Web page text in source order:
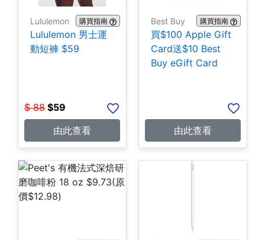
Lululemon 購買指南
Lululemon 男士運
動短褲 $59
$ 88 $59
由此查看
Best Buy 購買指南
買$100 Apple Gift
Card送$10 Best
Buy eGift Card
由此查看